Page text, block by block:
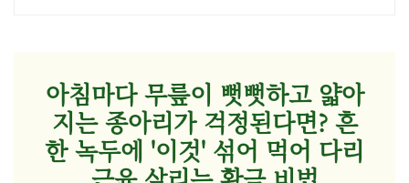
아침마다 무릎이 뻣뻣하고 얇아
지는 종아리가 걱정된다면? 흔
한 녹두에 '이것' 섞어 먹어 다리